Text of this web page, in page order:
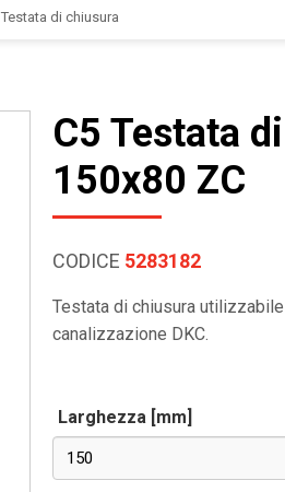
Testata di chiusura
C5 Testata
150x80 ZC
CODICE 5283182
Testata di chiusura
canalizzazione DKC.
Larghezza [mm]
150